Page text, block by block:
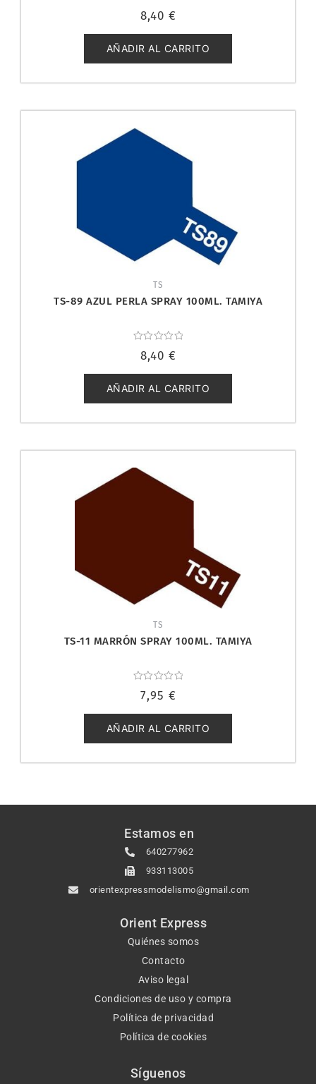
con
de
5
8,40 €
AÑADIR AL CARRITO
TS
TS-89 AZUL PERLA SPRAY 100ML. TAMIYA
con
de
5
8,40 €
AÑADIR AL CARRITO
TS
TS-11 MARRÓN SPRAY 100ML. TAMIYA
con
de
5
7,95 €
AÑADIR AL CARRITO
Estamos en
640277962
933113005
orientexpressmodelismo@gmail.com
Orient Express
Quiénes somos
Contacto
Aviso legal
Condiciones de uso y compra
Política de privacidad
Política de cookies
Síguenos